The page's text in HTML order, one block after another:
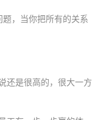
，当你把所有的关系
还是很高的，很大一方